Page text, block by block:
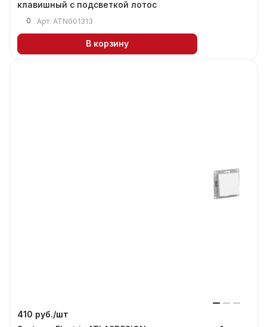
клавишный с подсветкой лотос
0 Арт. ATN001313
В корзину
410 руб./шт